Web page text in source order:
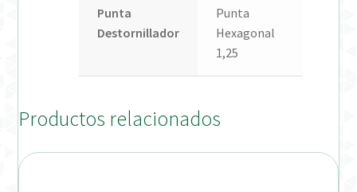
Punta
Destornillador
Punta
Hexagonal
1,25
Productos relacionados